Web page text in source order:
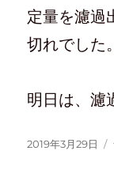
定量を濾過
切れでした。
明日は、濾
2019年3月29日